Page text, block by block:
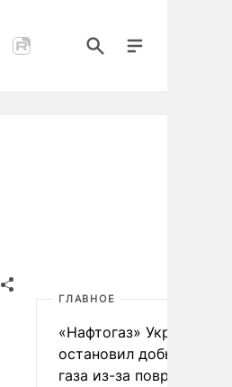
ГЛАВНОЕ
«Нафтогаз» Украины
остановил добычу
газа из-за повреждения